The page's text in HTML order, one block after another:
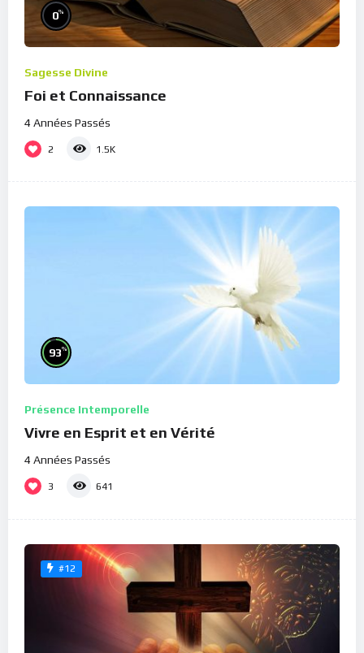
0%
Sagesse Divine
Foi et Connaissance
4 Années Passés
2 1.5K
93%
Présence Intemporelle
Vivre en Esprit et en Vérité
4 Années Passés
3 641
#12